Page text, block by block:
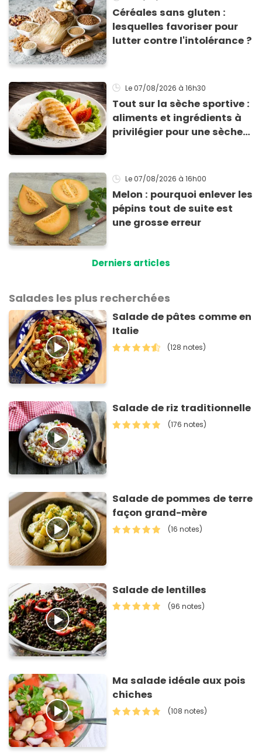
Céréales sans gluten :
lesquelles favoriser pour
lutter contre l'intolérance ?
Le 07/08/2026 à 16h30
Tout sur la sèche sportive :
aliments et ingrédients à
privilégier pour une sèche
Le 07/08/2026 à 16h00
Melon : pourquoi enlever les
pépins tout de suite est
une grosse erreur
Derniers articles
Salades les plus recherchées
Salade de pâtes comme en
Italie
(128 notes)
Salade de riz traditionnelle
(176 notes)
Salade de pommes de terre
façon grand-mère
(16 notes)
Salade de lentilles
(96 notes)
Ma salade idéale aux pois
chiches
(108 notes)